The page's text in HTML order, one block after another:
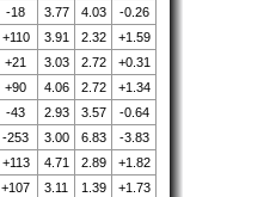
-18 3.77 4.03
-0.26
+110 3.91 2.32
+1.59
+21 3.03 2.72
+0.31
+90 4.06 2.72
+1.34
-43 2.93 3.57
-0.64
-253 3.00 6.83
-3.83
+113 4.71 2.89
+1.82
+107 3.11 1.39
+1.73